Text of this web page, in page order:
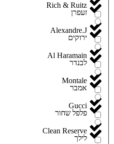
Rich & Ruitz
Alexandre.J
Al Haramain
Montale
Gucci
Clean Reserve
זעפרן
ירוקים
לבנדר
אמבר
פלפל שחור
לילך